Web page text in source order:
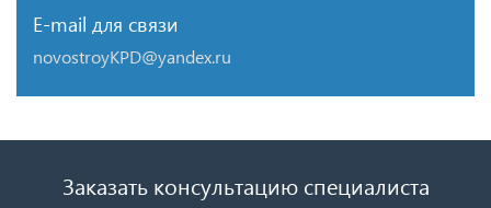
E-mail для связи
novostroyKPD@yandex.ru
Заказать консультацию специалиста